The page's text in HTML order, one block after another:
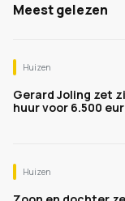
Meest gelezen
Huizen
Gerard Joling zet
huur voor 6.500
Huizen